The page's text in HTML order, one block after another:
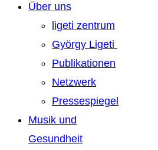
Über uns
ligeti zentrum
György Ligeti
Publikationen
Netzwerk
Pressespiegel
Musik und
Gesundheit